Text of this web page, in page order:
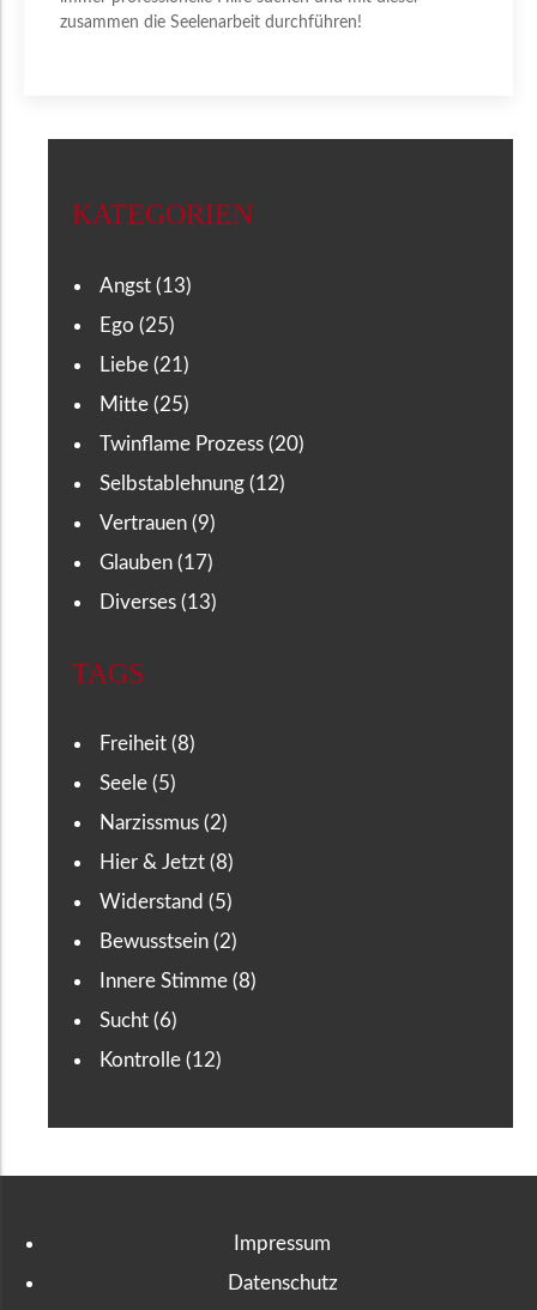
zusammen die Seelenarbeit durchführen!
KATEGORIEN
Angst (13)
Ego (25)
Liebe (21)
Mitte (25)
Twinflame Prozess (20)
Selbstablehnung (12)
Vertrauen (9)
Glauben (17)
Diverses (13)
TAGS
Freiheit (8)
Seele (5)
Narzissmus (2)
Hier & Jetzt (8)
Widerstand (5)
Bewusstsein (2)
Innere Stimme (8)
Sucht (6)
Kontrolle (12)
Impressum
Datenschutz